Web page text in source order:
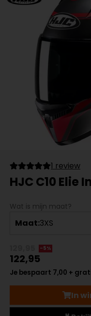
1 review
HJC C10
Wat is mijn maat?
Maat:3XS
-5%
122,95
Je bespaart 7,00 +
In